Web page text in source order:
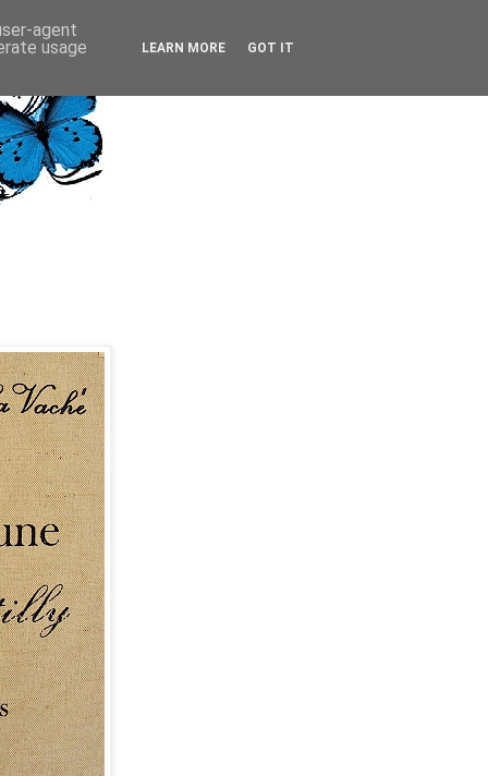
agent
usage
LEARN MORE GOT IT